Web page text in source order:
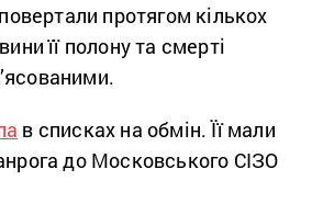
протягом кількох
її полону та смерті
в списках на обмін. Її мали
до Московського СІЗО